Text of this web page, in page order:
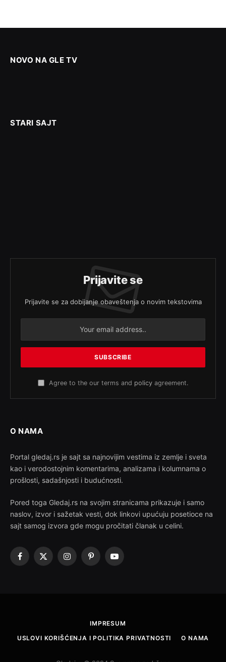
NOVO NA GLE TV
STARI SAJT
Prijavite se
Prijavite se za dobijanje obaveštenja o novim tekstovima
Agree to the our terms and policy agreement.
O NAMA
Portal gledaj.rs je sajt sa najnovijim vestima iz zemlje i sveta
kao i verodostojnim komentarima, analizama i kolumnama o
prošlosti, sadašnjosti i budućnosti.
Pored toga Gledaj.rs na svojim stranicama prikazuje i samo
naslov, izvor i sažetak vesti, dok linkovi upućuju posetioce na
sajt samog izvora gde mogu pročitati članak u celini.
Facebook
X
InstagramPinterestYouTube
IMPRESUM
USLOVI KORIŠĆENJA I POLITIKA PRIVATNOSTI
O NAMA